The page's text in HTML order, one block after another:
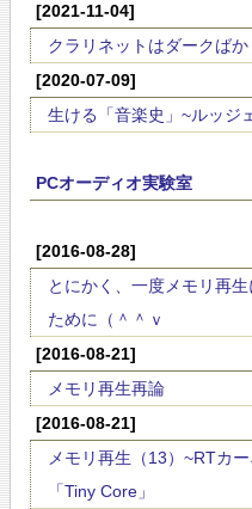
[2021-11-04]
クラリネットはダークば
[2020-07-09]
生ける「音楽史」~ルッジ
PCオーディオ実験室
[2016-08-28]
とにかく、一度メモリ再
ために（＾＾ｖ
[2016-08-21]
メモリ再生再論
[2016-08-21]
メモリ再生（13）~RTカ
「Tiny Core」